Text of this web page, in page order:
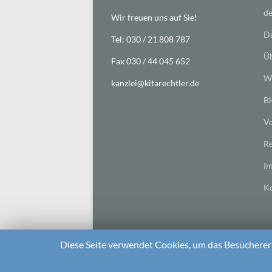
Wir freuen uns auf Sie!
Tel: 030 / 21 808 787
Fax 030 / 44 045 652
kanzlei@kitarechtler.de
Diese Seite verwendet Cookies, um das